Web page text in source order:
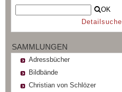
OK
Detailsuche
SAMMLUNGEN
Adressbücher
Bildbände
Christian von Schlözer